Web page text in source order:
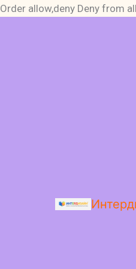
Order allow,deny Deny from all